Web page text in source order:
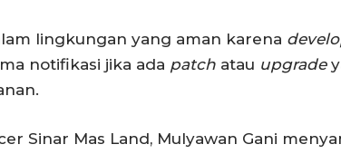
lingkungan yang aman karena
notifikasi jika ada patch atau upgrade
Sinar Mas Land, Mulyawan Gani